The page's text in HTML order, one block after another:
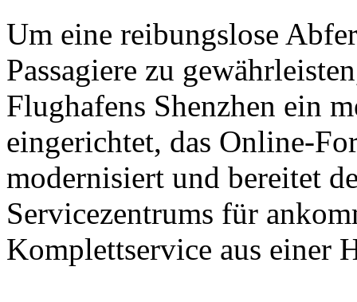
Um eine reibungslose
Passagiere zu
Flughafens Shenzhen ein
eingerichtet, das Online-
modernisiert und bereitet
Servicezentrums für
Komplettservice aus einer